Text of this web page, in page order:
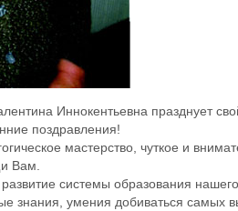
Иннокентьевна празднует
поздравления!
мастерство, чуткое и
Вам.
системы образования
знания, умения добиваться самых